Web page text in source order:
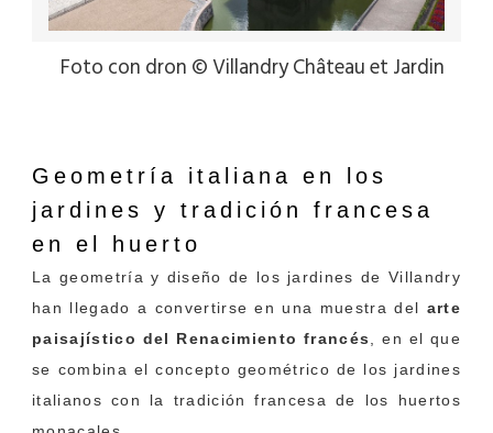
Foto con dron © Villandry Château et Jardin
Geometría italiana en los
jardines y tradición francesa
en el huerto
La geometría y diseño de los jardines de Villandry
han llegado a convertirse en una muestra del arte
paisajístico del Renacimiento francés, en el que
se combina el concepto geométrico de los jardines
italianos con la tradición francesa de los huertos